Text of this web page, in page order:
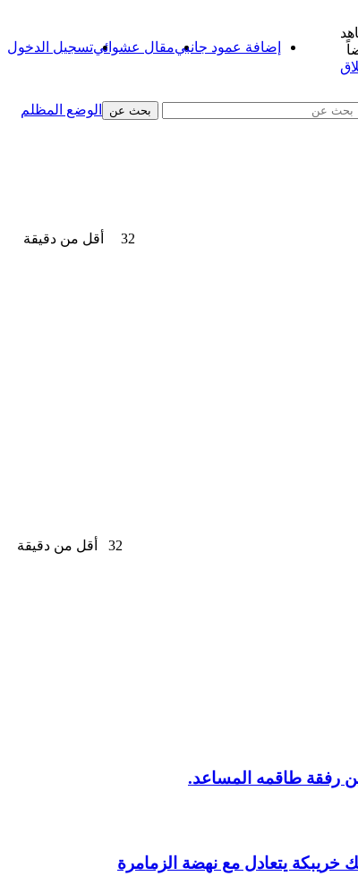
تسجيل الدخولمقال عشوائيإضافة عمود جانبي
الوضع المظلم بحث عن
32 أقل من دقيقة
32 أقل من دقيقة
رفقة طاقمه المساعد.
خريبكة يتعادل مع نهضة الزمامرة